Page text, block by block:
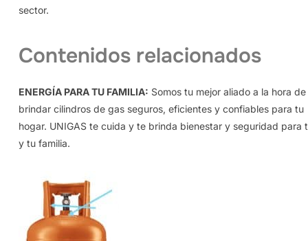
sector.
Contenidos relacionados
ENERGÍA PARA TU FAMILIA: Somos tu mejor aliado a la hora de
brindar cilindros de gas seguros, eficientes y confiables para tu
hogar. UNIGAS te cuida y te brinda bienestar y seguridad para
y tu familia.